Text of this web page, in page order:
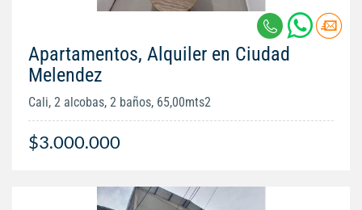
Apartamentos, Alquiler en Ciudad
Melendez
Cali, 2 alcobas, 2 baños, 65,00mts2
$3.000.000